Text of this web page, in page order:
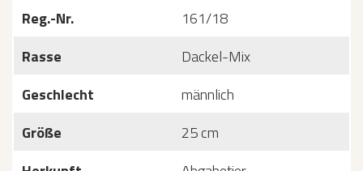
Reg.-Nr.
161/18
Rasse
Dackel-Mix
Geschlecht
männlich
Größe
25 cm